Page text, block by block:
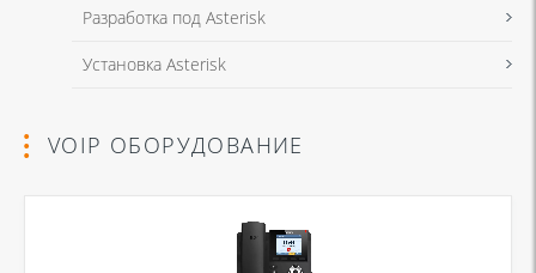
Разработка под Asterisk
Установка Asterisk
VOIP ОБОРУДОВАНИЕ